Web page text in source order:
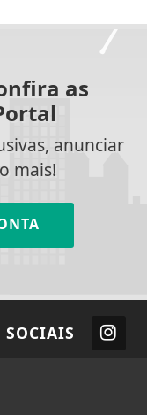
as
anunciar
mais!
SOCIAIS